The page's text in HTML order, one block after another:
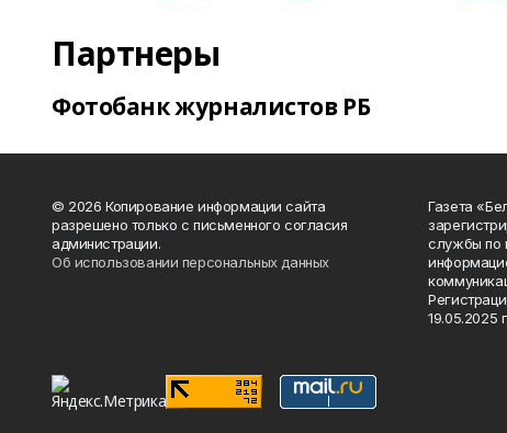
Партнеры
Фотобанк журналистов РБ
© 2026 Копирование информации сайта
разрешено только с письменного согласия
администрации.
Об использовании персональных данных
Газета
службы по
19.05.2025